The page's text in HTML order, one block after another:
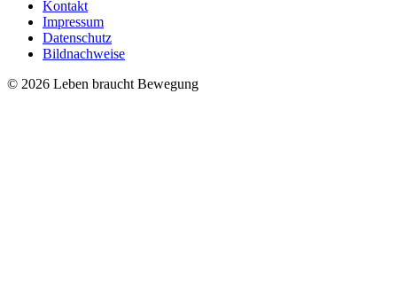
Kontakt
Impressum
Datenschutz
Bildnachweise
© 2026 Leben braucht Bewegung